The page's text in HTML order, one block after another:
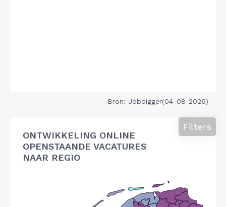
Bron: Jobdigger(04-08-2026)
ONTWIKKELING ONLINE
OPENSTAANDE VACATURES
NAAR REGIO
Filters